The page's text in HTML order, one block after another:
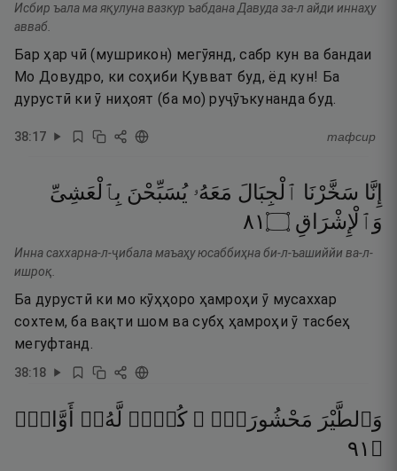
Исбир ъала ма яқулуна вазкур ъабдана Давуда за-л айди иннаҳу
авваб.
Бар ҳар чӣ (мушрикон) мегӯянд, сабр кун ва бандаи
Мо Довудро, ки соҳиби Қувват буд, ёд кун! Ба
дурустӣ ки ӯ ниҳоят (ба мо) руҷӯъкунанда буд.
38:17 тафсир
إِنَّا سَخَّرْنَا ٱلْجِبَالَ مَعَهُۥ يُسَبِّحْنَ بِٱلْعَشِىِّ
وَٱلْإِشْرَاقِ ۝١٨
Инна саххарна-л-ҷибала маъаҳу юсаббиҳна би-л-ъашиййи ва-л-
ишроқ.
Ба дурустӣ ки мо кӯҳҳоро ҳамроҳи ӯ мусаххар
сохтем, ба вақти шом ва субҳ ҳамроҳи ӯ тасбеҳ
мегуфтанд.
38:18
وَٱلطَّيْرَ مَحْشُورَةًۭ ۖ كُلٌّۭ لَّهُۥٓ
أَوَّابٌۭ
۝ ١٩